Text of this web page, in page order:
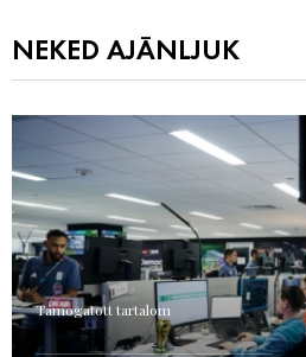
NEKED AJÁNLJUK
Támogatott tartalom